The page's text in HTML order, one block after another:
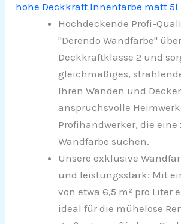
hohe Deckkraft Innenfarbe matt 5l
Hochdeckende Profi-
"Derendo Wandfarbe"
Deckkraftklasse 2 und
gleichmäßiges,
Ihren Wänden und
anspruchsvolle
Profihandwerker, die eine
Wandfarbe suchen.
Unsere exklusive
und leistungsstark: Mit
von etwa 6,5 m² pro Liter
ideal für die mühelose